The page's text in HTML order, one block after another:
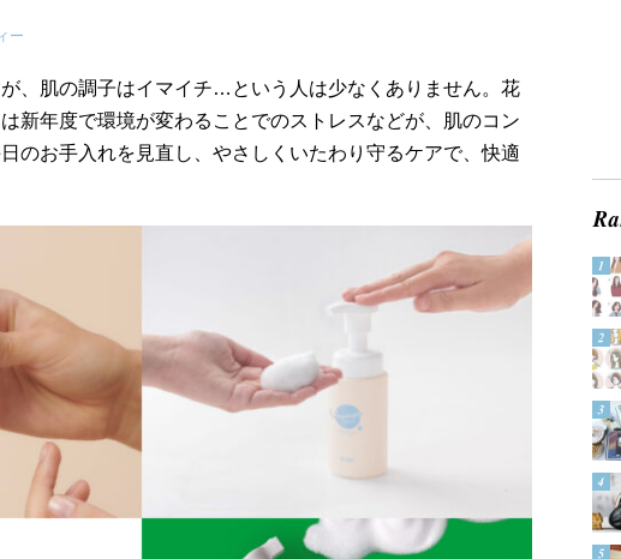
ー
、肌の調子はイマイチ…という人は少なくありません。花
新年度で環境が変わることでのストレスなどが、肌のコン
のお手入れを見直し、やさしくいたわり守るケアで、快適